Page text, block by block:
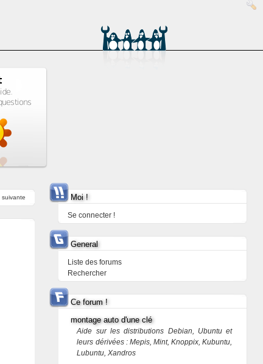
suivante Moi !
Se connecter !
General
Liste des forums
Rechercher
Ce forum !
montage auto d'une clé
Aide sur les distributions Debian, Ubuntu et
leurs dérivées : Mepis, Mint, Knoppix, Kubuntu,
Lubuntu, Xandros